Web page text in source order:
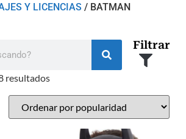
Y LICENCIAS / BATMAN
Filtrar
resultados